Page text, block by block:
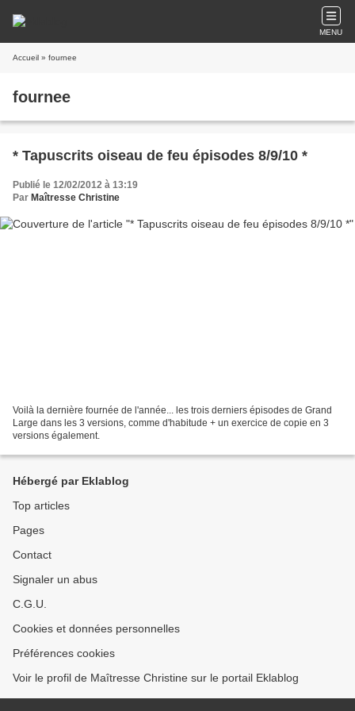
MENU
Accueil » fournee
fournee
* Tapuscrits oiseau de feu épisodes 8/9/10 *
Publié le 12/02/2012 à 13:19
Par Maîtresse Christine
Voilà la dernière fournée de l'année... les trois derniers épisodes de Grand
Large dans les 3 versions, comme d'habitude + un exercice de copie en 3
versions également.
Hébergé par Eklablog
Top articles
Pages
Contact
Signaler un abus
C.G.U.
Cookies et données personnelles
Préférences cookies
Voir le profil de Maîtresse Christine sur le portail Eklablog